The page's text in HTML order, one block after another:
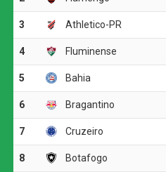
Na etapa final, a equipe
minutos. Após cobrança de
cabeceou para baixo e exigiu
média e longa distância, mas
goleiro adversário.
Aos 41 minutos, Igor Gomes
área e teve uma boa chance
finalizou para fora. Quando a